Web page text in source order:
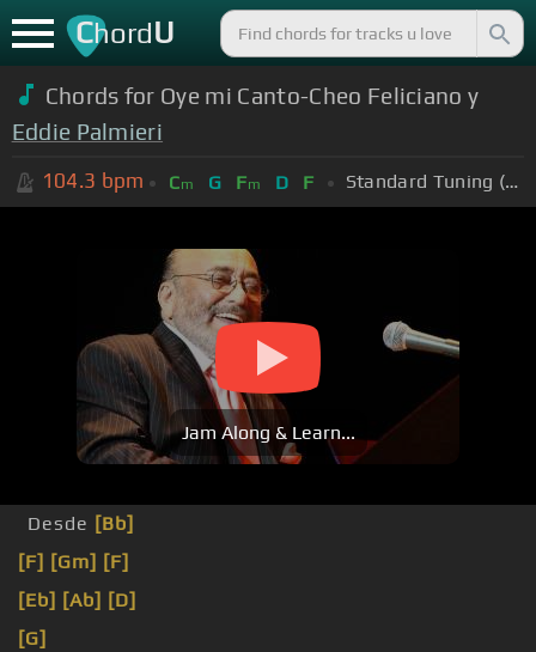
ChordU
Chords for Oye mi Canto-Cheo Feliciano y
Eddie Palmieri
104.3 bpm Cm G Fm D F Standard Tuning (EADGBE)
Jam Along & Learn...
Desde [Bb]
[F] [Gm] [F]
[Eb] [Ab] [D]
[G]